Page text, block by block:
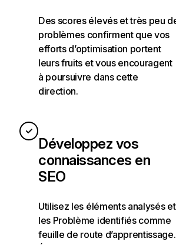
Des scores élevés et très peu
problèmes confirment que vos
efforts d’optimisation portent
leurs fruits et vous encouragent
à poursuivre dans cette
direction.
Développez vos
connaissances en
SEO
Utilisez les éléments analysés et
les Problème identifiés comme
feuille de route d’apprentissage.